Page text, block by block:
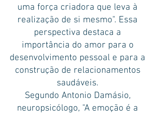
uma força criadora que leva à
realização de si mesmo". Essa
perspectiva destaca a
importância do amor para o
desenvolvimento pessoal e para a
construção de relacionamentos
saudáveis.
Segundo Antonio Damásio,
neuropsicólogo, "A emoção é a